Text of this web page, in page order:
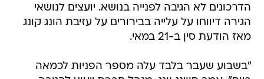
הדרכונים לא הגיבה לפנייה בנושא. יועצים לנושאי
הגירה דיווחו על עלייה בבירורים על עזיבת הונג קונג
מאז הודעת סין ב-21 במאי.
"בשבוע שעבר בלבד עלה מספר הפניות לכמאה